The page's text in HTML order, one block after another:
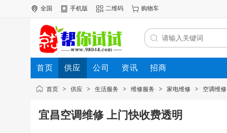
全国 手机版 二维码 购物车
首页 供应 公司 资讯 招商
首页 > 供应 > 生活服务 > 维修服务 > 家电维修 > 空调维修
宜昌空调维修 上门快收费透明